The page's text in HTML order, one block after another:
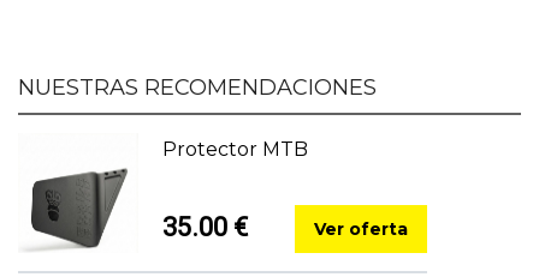
NUESTRAS RECOMENDACIONES
Protector MTB
35.00 € Ver oferta